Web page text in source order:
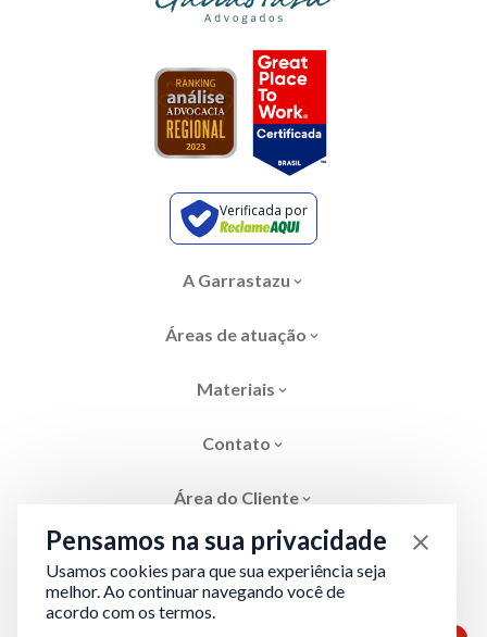
Verificada por
A Garrastazu
Áreas de atuação
Materiais
Contato
Área do Cliente
Pensamos na sua privacidade
Usamos cookies para que sua experiência seja
melhor. Ao continuar navegando você de
acordo com os termos.